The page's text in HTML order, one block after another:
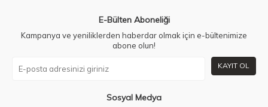
E-Bülten Aboneliği
Kampanya ve yeniliklerden haberdar olmak için e-bültenimize
abone olun!
KAYIT OL
Sosyal Medya